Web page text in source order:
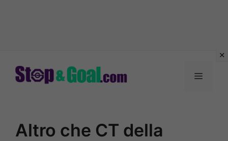
Menu
Altro che CT della